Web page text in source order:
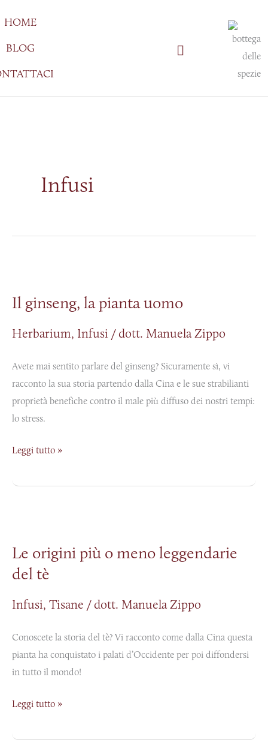
al
contenuto
HOME
BLOG
Infusi
Il ginseng, la pianta uomo
Herbarium, Infusi /dott. Manuela Zippo
Avete mai sentito parlare del ginseng? Sicuramente sì, vi
racconto la sua storia partendo dalla Cina e le sue strabilianti
proprietà benefiche contro il male più diffuso dei nostri tempi:
lo stress.
uomo
Leggi tutto »
Le origini più o meno leggendarie
del tè
Infusi, Tisane /dott. Manuela Zippo
Conoscete la storia del tè? Vi racconto come dalla Cina questa
pianta ha conquistato i palati d’Occidente per poi diffondersi
in tutto il mondo!
più
o
leggendarie
tè
Leggi tutto »